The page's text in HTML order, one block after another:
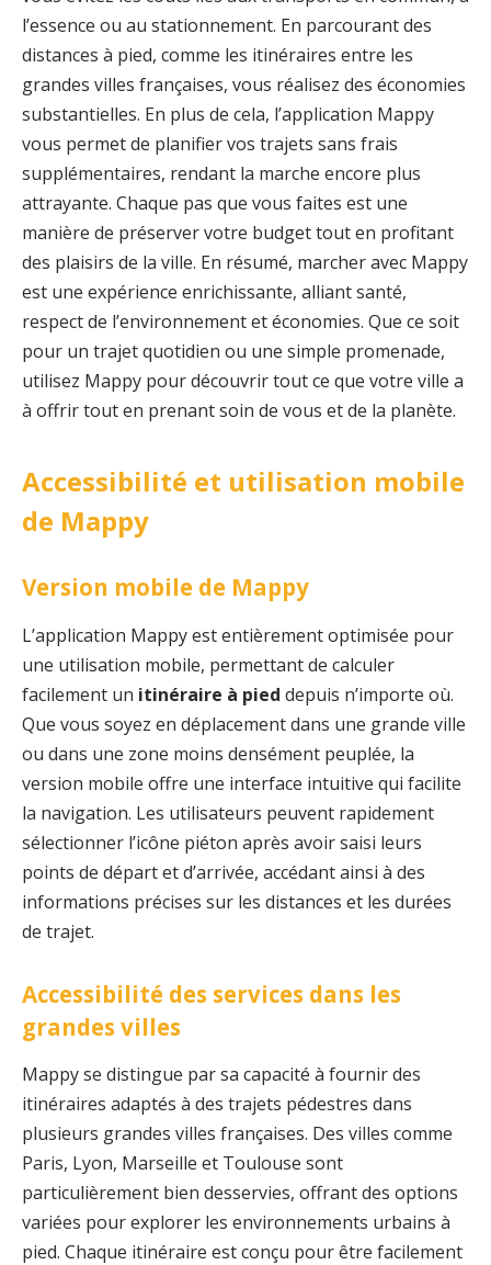
l’essence ou au stationnement. En parcourant des
distances à pied, comme les itinéraires entre les
grandes villes françaises, vous réalisez des économies
substantielles. En plus de cela, l’application Mappy
vous permet de planifier vos trajets sans frais
supplémentaires, rendant la marche encore plus
attrayante. Chaque pas que vous faites est une
manière de préserver votre budget tout en profitant
des plaisirs de la ville. En résumé, marcher avec Mappy
est une expérience enrichissante, alliant santé,
respect de l’environnement et économies. Que ce soit
pour un trajet quotidien ou une simple promenade,
utilisez Mappy pour découvrir tout ce que votre ville a
à offrir tout en prenant soin de vous et de la planète.
Accessibilité et utilisation mobile
de Mappy
Version mobile de Mappy
L’application Mappy est entièrement optimisée pour
une utilisation mobile, permettant de calculer
facilement un itinéraire à pied depuis n’importe où.
Que vous soyez en déplacement dans une grande ville
ou dans une zone moins densément peuplée, la
version mobile offre une interface intuitive qui facilite
la navigation. Les utilisateurs peuvent rapidement
sélectionner l’icône piéton après avoir saisi leurs
points de départ et d’arrivée, accédant ainsi à des
informations précises sur les distances et les durées
de trajet.
Accessibilité des services dans les
grandes villes
Mappy se distingue par sa capacité à fournir des
itinéraires adaptés à des trajets pédestres dans
plusieurs grandes villes françaises. Des villes comme
Paris, Lyon, Marseille et Toulouse sont
particulièrement bien desservies, offrant des options
variées pour explorer les environnements urbains à
pied. Chaque itinéraire est conçu pour être facilement